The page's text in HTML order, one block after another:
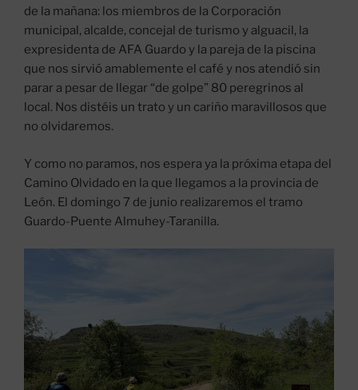
de la mañana: los miembros de la Corporación
municipal, alcalde, concejal de turismo y alguacil, la
expresidenta de AFA Guardo y la pareja de la piscina
que nos sirvió amablemente el café y nos atendió sin
parar a pesar de llegar “de golpe” 80 peregrinos al
local. Nos distéis un trato y un cariño maravillosos que
no olvidaremos.
Y como no paramos, nos espera ya la próxima etapa del
Camino Olvidado en la que llegamos a la provincia de
León. El domingo 7 de junio realizaremos el tramo
Guardo-Puente Almuhey-Taranilla.